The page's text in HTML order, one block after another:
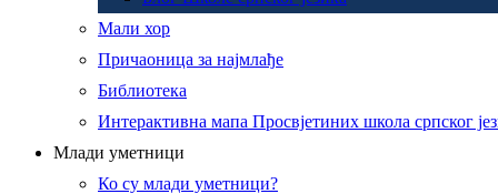
Мали хор
Причаоница за најмлађе
Библиотека
Интерактивна мапа Просвјетиних школа српског
Млади уметници
Ко су млади уметници?